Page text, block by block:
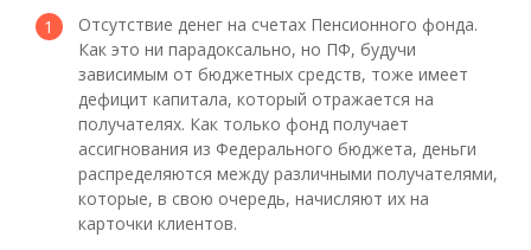
Отсутствие денег на счетах Пенсионного фонда.
Как это ни парадоксально, но ПФ, будучи
зависимым от бюджетных средств, тоже имеет
дефицит капитала, который отражается на
получателях. Как только фонд получает
ассигнования из Федерального бюджета, деньги
распределяются между различными получателями,
которые, в свою очередь, начисляют их на
карточки клиентов.